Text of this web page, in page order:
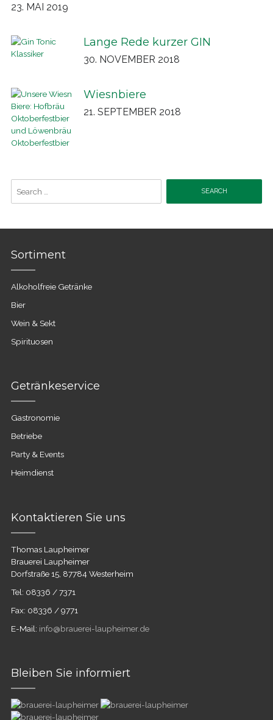
23. MAI 2019
Lange Rede kurzer GIN
30. NOVEMBER 2018
Wiesnbiere
21. SEPTEMBER 2018
Sortiment
Alkoholfreie Getränke
Bier
Wein & Sekt
Spirituosen
Getränkeservice
Gastronomie
Betriebe
Party & Events
Heimdienst
Kontaktieren Sie uns
Thomas Laupheimer
Brauerei Laupheimer
Dorfstraße 15, 87784 Westerheim
Tel: 08336 / 7371
Fax: 08336 / 9771
E-Mail: info@brauerei-laupheimer.de
Bleiben Sie informiert